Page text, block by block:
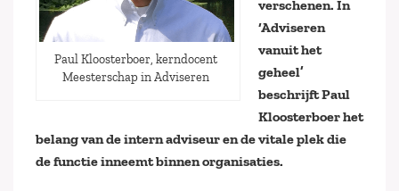
Paul Kloosterboer, kerndocent
Meesterschap in Adviseren
verschenen. In
‘Adviseren
vanuit het
geheel’
beschrijft Paul
Kloosterboer het
belang van de intern adviseur en de vitale plek die
de functie inneemt binnen organisaties.